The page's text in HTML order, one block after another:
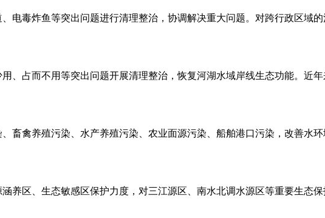
电毒炸鱼等突出问题进行清理整治，协调解决重大问题。对跨行政区域的
、占而不用等突出问题开展清理整治，恢复河湖水域岸线生态功能。近
畜禽养殖污染、水产养殖污染、农业面源污染、船舶港口污染，改善水
养区、生态敏感区保护力度，对三江源区、南水北调水源区等重要生态